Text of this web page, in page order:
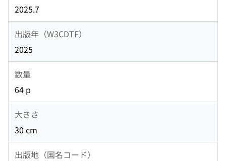
2025.7
出版年（W3CDTF）
2025
数量
64 p
大きさ
30 cm
出版地（国名コード）